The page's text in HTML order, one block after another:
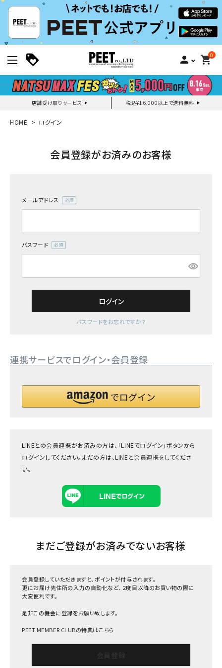
person 0
shopping_cart
店舗受け取りサービス 税込¥16,000以上で送料無料
新規会員登録｜ログイン
HOME ログイン
会員登録がお済みのお客様
メールアドレス
(必
パスワード
(必
ログイン
パスワードをお忘れですか？
連携サービスでログイン・会員登録
LINEとの会員連携がお済みの方は、「LINEでログイン」ボタンから
ログインしてください。まだの方は、LINEと会員連携をしてくださ
い。
まだご登録がお済みでないお客様
会員登録していただきますと、ポイントが付与されます。
更にお届け先住所の入力の自動化など、２度目以降のお買い物の際に
大変便利です。
是非この機会に登録をお願い致します。
PEET MEMBER CLUBの特典はこちら
会員登録